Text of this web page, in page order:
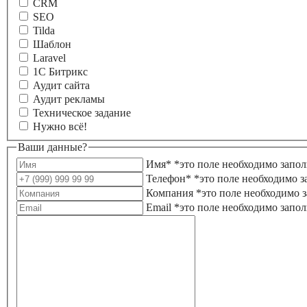
CRM
SEO
Tilda
Шаблон
Laravel
1С Битрикс
Аудит сайта
Аудит рекламы
Техническое задание
Нужно всё!
Ваши данные?
Имя* *это поле необходимо
Телефон* *это поле необходимо
Компания *это поле необходимо
Email *это поле необходимо